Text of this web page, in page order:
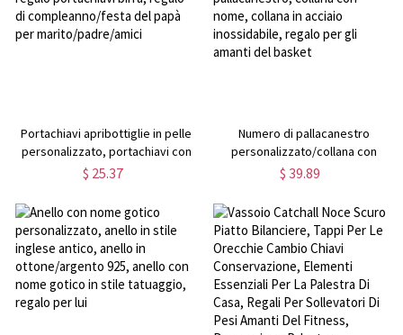
Portachiavi apribottiglie in pelle
personalizzato, portachiavi con
incisione personalizzata regalo
compleanno/festa del papà per
marito/padre/amici
$ 25.37
Numero di pallacanestro
personalizzato/collana con
alfabeto, collana iniziale di
collana in acciaio inossidabile,
regalo per gli amanti del basket
$ 39.89